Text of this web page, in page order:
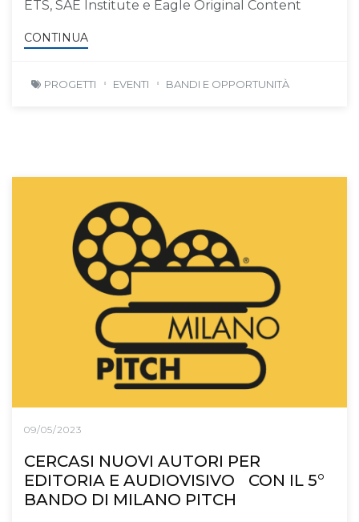
ETS, SAE Institute e Eagle Original Content
CONTINUA
PROGETTI EVENTI BANDI E OPPORTUNITÀ
09/05/2023
CERCASI NUOVI AUTORI PER
EDITORIA E AUDIOVISIVO CON IL 5°
BANDO DI MILANO PITCH